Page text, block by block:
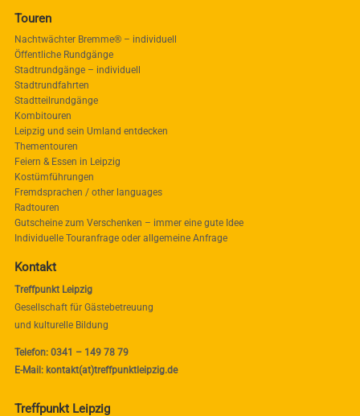
Touren
Nachtwächter Bremme® – individuell
Öffentliche Rundgänge
Stadtrundgänge – individuell
Stadtrundfahrten
Stadtteilrundgänge
Kombitouren
Leipzig und sein Umland entdecken
Thementouren
Feiern & Essen in Leipzig
Kostümführungen
Fremdsprachen / other languages
Radtouren
Gutscheine zum Verschenken – immer eine gute Idee
Individuelle Touranfrage oder allgemeine Anfrage
Kontakt
Treffpunkt Leipzig
Gesellschaft für Gästebetreuung
und kulturelle Bildung
Telefon: 0341 – 149 78 79
E-Mail: kontakt(at)treffpunktleipzig.de
Treffpunkt Leipzig